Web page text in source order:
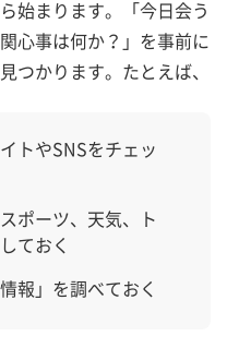
始まります。「今日会う
心事は何か？」を事前に
つかります。たとえば、
トやSNSをチェッ
ポーツ、天気、ト
ておく
報」を調べておく